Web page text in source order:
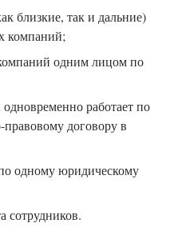
близкие, так и дальние)
компаний;
одним лицом по
работает по
договору в
одному юридическому
сотрудников.